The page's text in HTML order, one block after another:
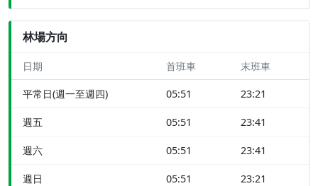
林場方向
日期 首班車 末班車
平常日(週一至週四) 05:51 23:21
週五 05:51 23:41
週六 05:51 23:41
週日 05:51 23:21